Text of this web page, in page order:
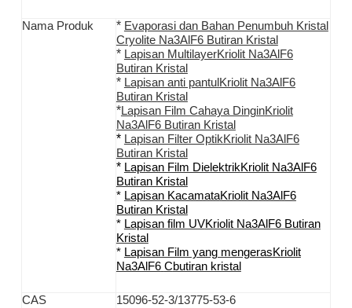
Nama Produk * Evaporasi dan Bahan Penumbuh Kristal
Cryolite Na3AlF6 Butiran Kristal
* Lapisan MultilayerKriolit Na3AlF6
Butiran Kristal
* Lapisan anti pantul Kriolit Na3AlF6
Butiran Kristal
*Lapisan Film Cahaya DinginKriolit
Na3AlF6 Butiran Kristal
* Lapisan Filter OptikKriolit Na3AlF6
Butiran Kristal
* Lapisan Film DielektrikKriolit Na3AlF6
Butiran Kristal
* Lapisan KacamataKriolit Na3AlF6
Butiran Kristal
* Lapisan film UVKriolit Na3AlF6 Butiran
Kristal
* Lapisan Film yang mengerasKriolit
Na3AlF6 Cbutiran kristal
CAS 15096-52-3/13775-53-6